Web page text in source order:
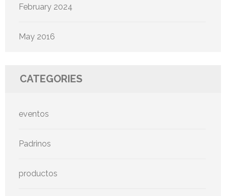
February 2024
May 2016
CATEGORIES
eventos
Padrinos
productos